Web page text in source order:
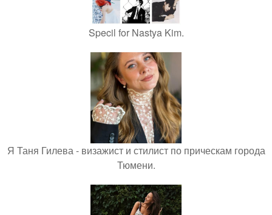
Specil for Nastya Kim.
Я Таня Гилева - визажист и стилист по прическам города
Тюмени.